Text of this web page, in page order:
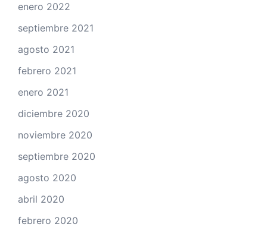
enero 2022
septiembre 2021
agosto 2021
febrero 2021
enero 2021
diciembre 2020
noviembre 2020
septiembre 2020
agosto 2020
abril 2020
febrero 2020